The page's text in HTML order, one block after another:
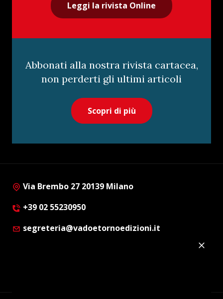
Leggi la rivista Online
Abbonati alla nostra rivista cartacea,
non perderti gli ultimi articoli
Scopri di più
Via Brembo 27 20139 Milano
+39 02 55230950
segreteria@vadoetornoedizioni.it